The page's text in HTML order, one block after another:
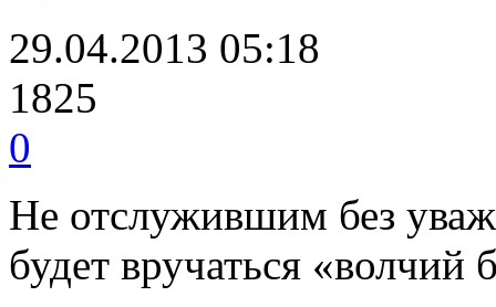
29.04.2013 05:18
1825
0
Не отслужившим без
будет вручаться «волчий